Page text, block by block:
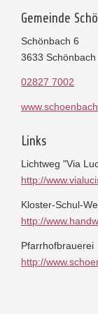
Gemeinde
Schönbach 6
3633 Schönbach
02827 7002
Links
Lichtweg "Via
http://
Kloster-Schul-
http://
Pfarrhofbrauerei
http://